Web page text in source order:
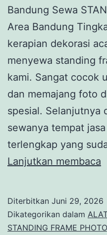
Bandung Sewa
Area Bandung
kerapian dekorasi
menyewa standing
kami. Sangat cocok
dan memajang foto
spesial. Selanjutnya
sewanya tempat
terlengkap yang
Lanjutkan membaca
Diterbitkan Juni 29, 2026
Dikategorikan dalam
STANDING FRAME PHOTO